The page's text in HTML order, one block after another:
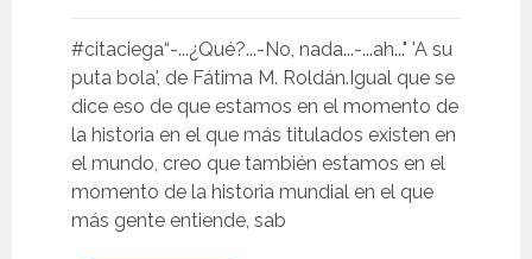
#citaciega“-...¿Qué?...-No, nada...-...ah..." 'A su
puta bola', de Fátima M. Roldán.Igual que se
dice eso de que estamos en el momento de
la historia en el que más titulados existen en
el mundo, creo que también estamos en el
momento de la historia mundial en el que
más gente entiende, sab